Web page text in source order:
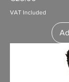
VAT Included